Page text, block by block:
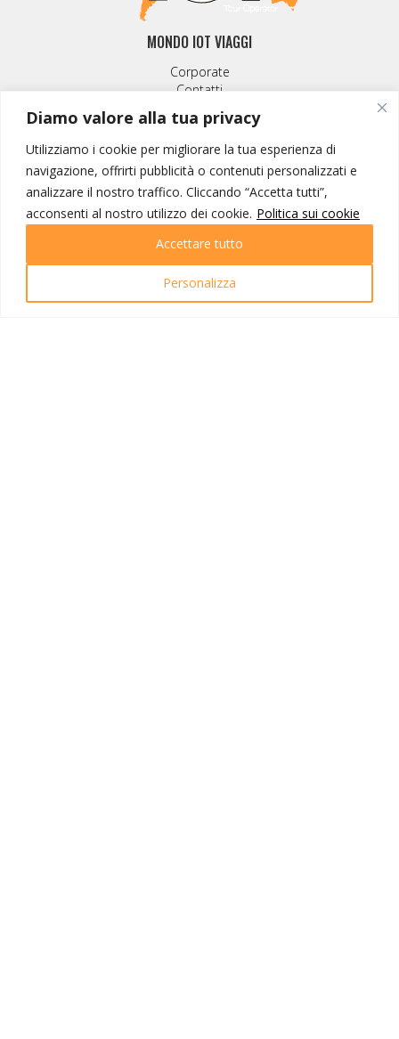
Diamo valore alla tua privacy
Utilizziamo i cookie per migliorare la tua esperienza di
navigazione, offrirti pubblicità o contenuti personalizzati e
analizzare il nostro traffico. Cliccando “Accetta tutti”,
acconsenti al nostro utilizzo dei cookie. Politica sui cookie
Personalizza
Accettare tutto
MONDO IOT VIAGGI
Corporate
Contatti
I NOSTRI PRODOTTI
Destinazioni
Partenze
Emozioni di viaggio
Newsletter
Ricerca Viaggi
INFO UTILI